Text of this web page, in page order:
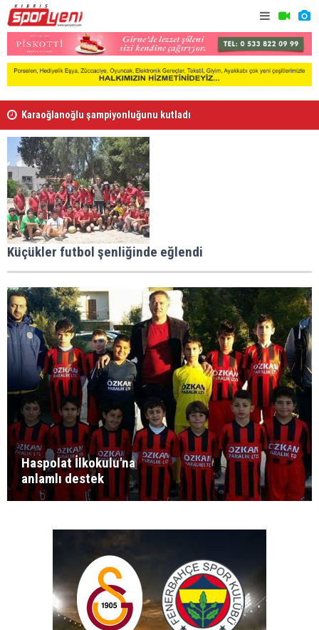
Voleybolda transfer dönemi sürüyor
Küçükler futbol şenliğinde eğlendi
Haspolat İlkokulu'na
anlamlı destek